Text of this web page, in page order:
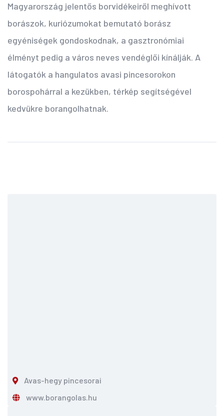
Magyarország jelentős borvidékeiről meghívott
borászok, kuriózumokat bemutató borász
egyéniségek gondoskodnak, a gasztronómiai
élményt pedig a város neves vendéglői kínálják. A
látogatók a hangulatos avasi pincesorokon
borospohárral a kezükben, térkép segítségével
kedvükre borangolhatnak.
Avas-hegy pincesorai
www.borangolas.hu